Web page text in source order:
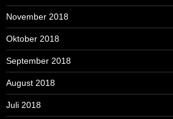
November 2018
Oktober 2018
September 2018
August 2018
Juli 2018